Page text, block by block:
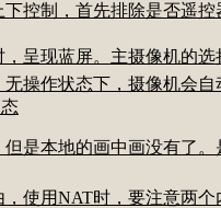
控制，首先排除是否遥
呈现蓝屏。主摄像机的
无操作状态下，摄像机会
是本地的画中画没有了
，使用NAT时，要注意两